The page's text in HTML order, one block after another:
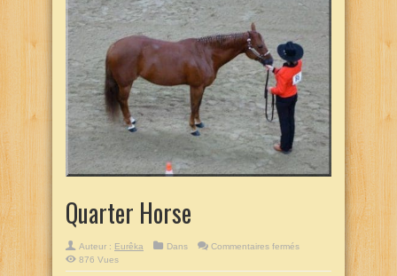
Quarter Horse
Auteur : Eurêka Dans Commentaires fermés
876 Vues